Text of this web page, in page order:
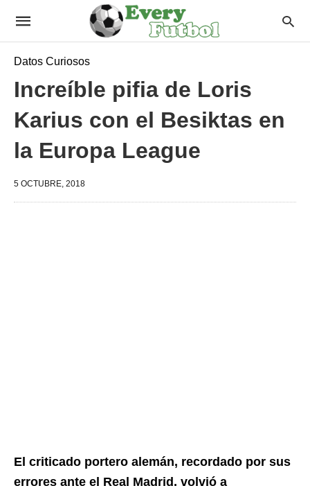
Datos Curiosos
Increíble pifia de Loris
Karius con el Besiktas en
la Europa League
5 OCTUBRE, 2018
El criticado portero alemán, recordado por sus
errores ante el Real Madrid, volvió a